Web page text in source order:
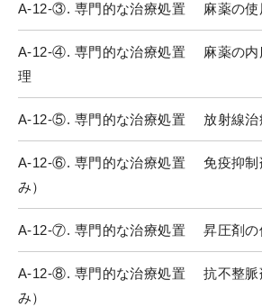
A-12-③. 専門的な治療処置 麻薬の使
A-12-④. 専門的な治療処置 麻薬の内
理
A-12-⑤. 専門的な治療処置 放射線治
A-12-⑥. 専門的な治療処置 免疫抑制
み）
A-12-⑦. 専門的な治療処置 昇圧剤の
A-12-⑧. 専門的な治療処置 抗不整脈
み）